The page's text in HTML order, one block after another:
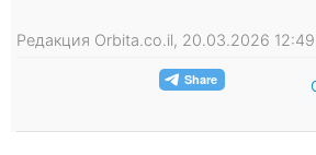
Редакция Orbita.co.il, 20.03.2026